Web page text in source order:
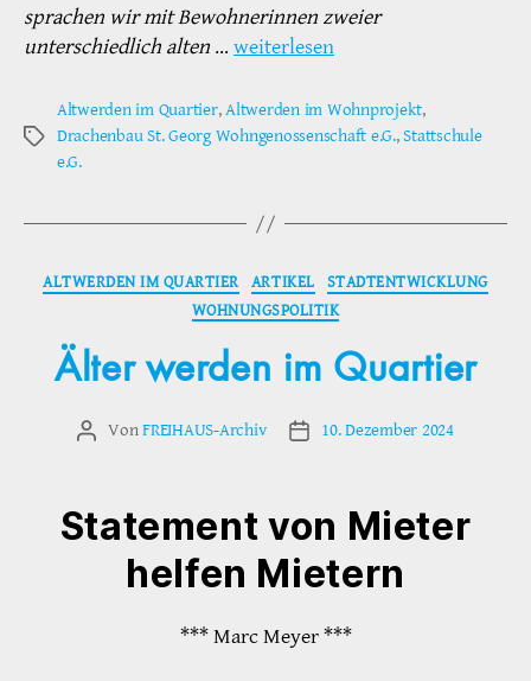
sprachen wir mit Bewohnerinnen zweier
unterschiedlich alten … weiterlesen
Schlagwörter
Altwerden im Quartier,Altwerden im Wohnprojekt,
Drachenbau St. Georg Wohngenossenschaft e.G.,Stattschule
e.G.
Kategorien
ALTWERDEN IM QUARTIER ARTIKEL
STADTENTWICKLUNG
WOHNUNGSPOLITIK
Älter werden im Quartier
Beitragsautor
VonFREIHAUS-Archiv Veröffentlichungsdatum
10. Dezember 2024
Statement von Mieter
helfen Mietern
*** Marc Meyer ***